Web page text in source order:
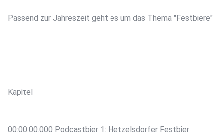
Passend zur Jahreszeit geht es um das Thema "Festbiere"
Kapitel
00:00:00.000 Podcastbier 1: Hetzelsdorfer Festbier